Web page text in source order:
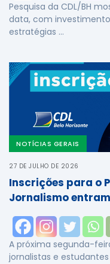
Pesquisa da CDL/BH
data, com
estratégias …
NOTÍCIAS GERAIS
27 DE JULHO DE 2026
Inscrições para o
Jornalismo
A próxima segunda-
jornalistas e